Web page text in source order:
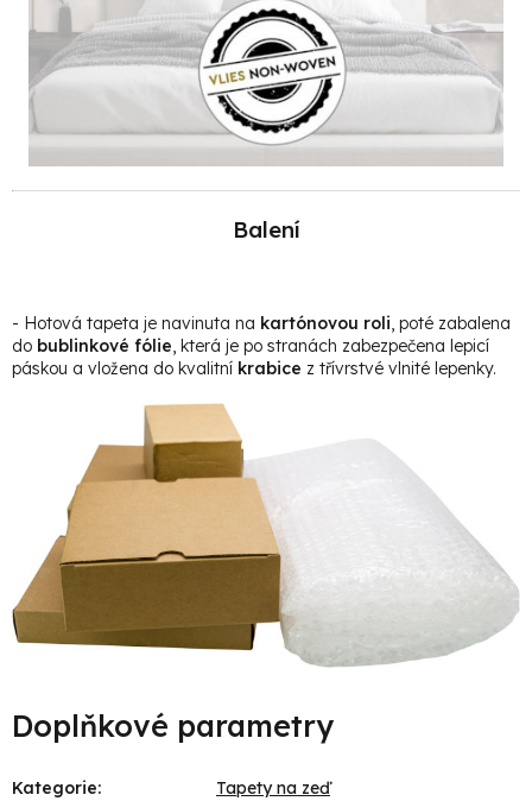
Balení
- Hotová tapeta je navinuta na kartónovou roli, poté zabalena
do bublinkové fólie, která je po stranách zabezpečena lepicí
páskou a vložena do kvalitní krabice z třívrstvé vlnité lepenky.
Doplňkové parametry
Kategorie:
Tapety na zeď